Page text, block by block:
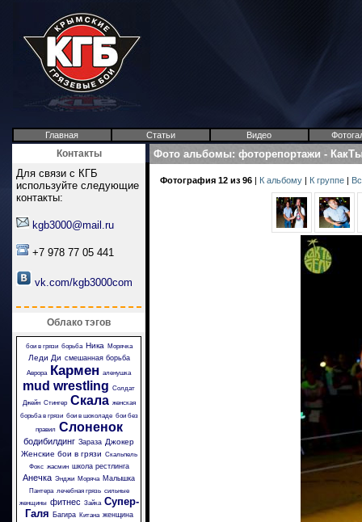
Главная Статьи Видео
Контакты
Для связи с КГБ
используйте следующие
контакты:
kgb3000@mail.ru
+7 978 77 05 441
vk.com/kgb3000com
Облако тэгов
бои в грязи борьба Ника Морячка
Леди Ди смешанная борьба
Аврора Кармен аленушка
mud wrestling Солдат
Джейн Стингер Скала женская
борьба в грязи бои в шоколаде бои без
правил Слоненок
бодибилдинг Зараза Джокер
Женские бои в грязи Скальпель
Фокс жасмин школа рестлинга
Анечка Энджи Моряча Малышка
Пантера лечебная грязь сильные
женщины фитнес Зайка Супер-
Галя Багира Китана женщина
Фото альбомы: фоторепортажи -
Фотография 12 из 96 | К альбому | К группе |